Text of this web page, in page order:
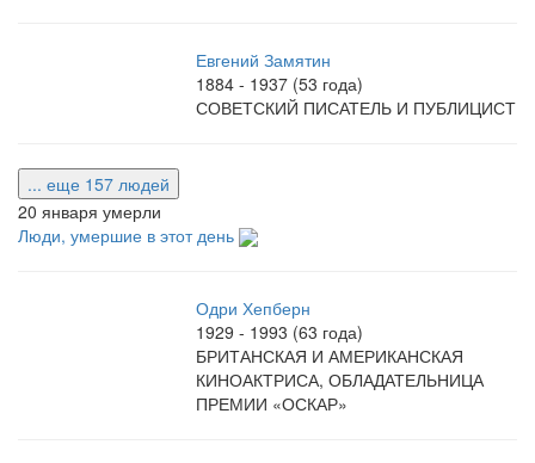
Евгений Замятин
1884 - 1937 (53 года)
СОВЕТСКИЙ ПИСАТЕЛЬ И ПУБЛИЦИСТ
... еще 157 людей
20 января умерли
Люди, умершие в этот день
Одри Хепберн
1929 - 1993 (63 года)
БРИТАНСКАЯ И АМЕРИКАНСКАЯ
КИНОАКТРИСА, ОБЛАДАТЕЛЬНИЦА
ПРЕМИИ «ОСКАР»